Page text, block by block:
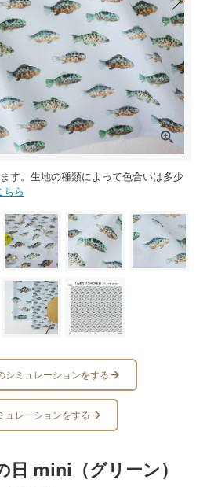
す。生地の種類によって色合いは多少
ちら
シミュレーションをする
ュレーションをする
日 mini（グリーン）